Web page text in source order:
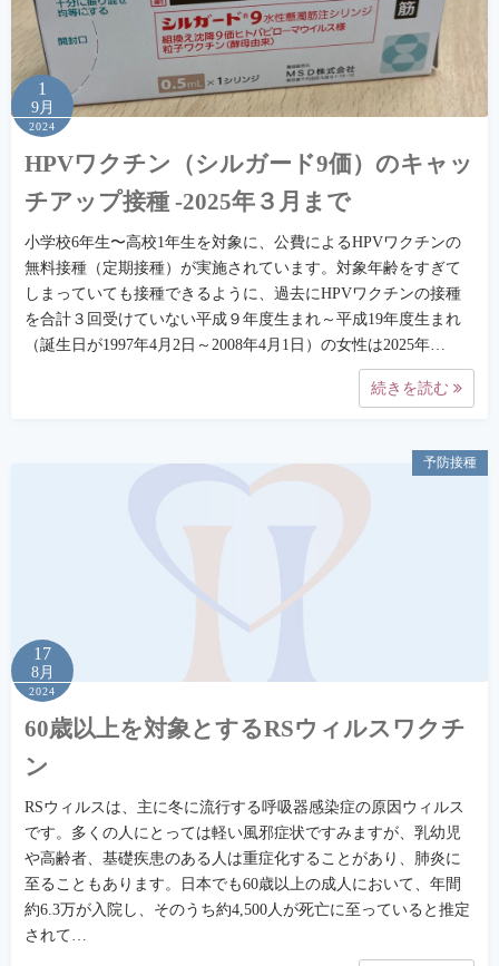
1
9月
2024
HPVワクチン（シルガード9価）のキャッ
チアップ接種 -2025年３月まで
⼩学校6年⽣〜⾼校1年⽣を対象に、公費によるHPVワクチンの
無料接種（定期接種）が実施されています。対象年齢をすぎて
しまっていても接種できるように、過去にHPVワクチンの接種
を合計３回受けていない平成９年度生まれ～平成19年度生まれ
（誕生日が1997年4月2日～2008年4月1日）の女性は2025年…
続きを読む
予防接種
17
8月
2024
60歳以上を対象とするRSウィルスワクチ
ン
RSウィルスは、主に冬に流行する呼吸器感染症の原因ウィルス
です。多くの人にとっては軽い風邪症状ですみますが、乳幼児
や高齢者、基礎疾患のある人は重症化することがあり、肺炎に
至ることもあります。日本でも60歳以上の成人において、年間
約6.3万が入院し、そのうち約4,500人が死亡に至っていると推定
されて…